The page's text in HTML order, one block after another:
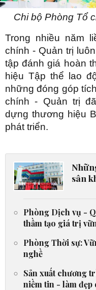
Chi bộ Phòng Tổ
Trong nhiều năm
chính - Quản trị
tập đánh giá hoàn
hiệu Tập thể lao
những đóng góp
chính - Quản trị
dựng thương hiệu
phát triển.
sân
Phòng Dịch vụ -
thầm tạo giá trị
Phòng Thời sự:
nghề
Sản xuất chương
niềm tin - làm đẹp